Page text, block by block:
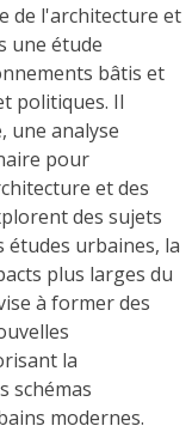
de l'architecture et
une étude
bâtis et
politiques. Il
une analyse
pour
et des
des sujets
urbaines, la
plus larges du
à former des
la
schémas
modernes.